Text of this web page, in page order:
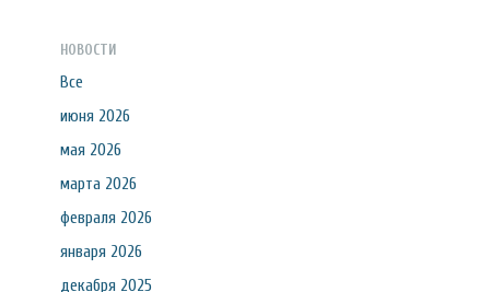
НОВОСТИ
Все
июня 2026
мая 2026
марта 2026
февраля 2026
января 2026
декабря 2025